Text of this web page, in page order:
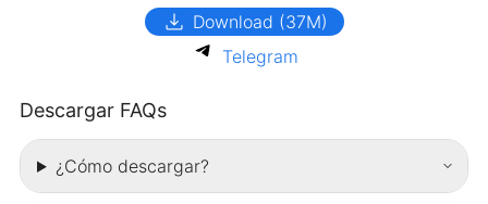
download Download (37M)
Telegram
Descargar FAQs
¿Cómo descargar?